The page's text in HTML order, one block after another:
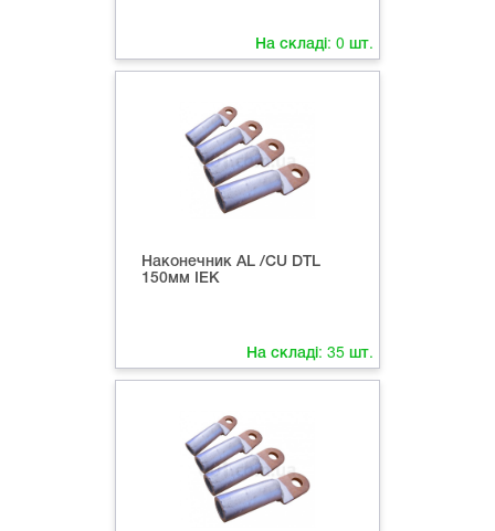
На складі: 0 шт.
Наконечник AL /CU DTL
150мм IEK
На складі: 35 шт.